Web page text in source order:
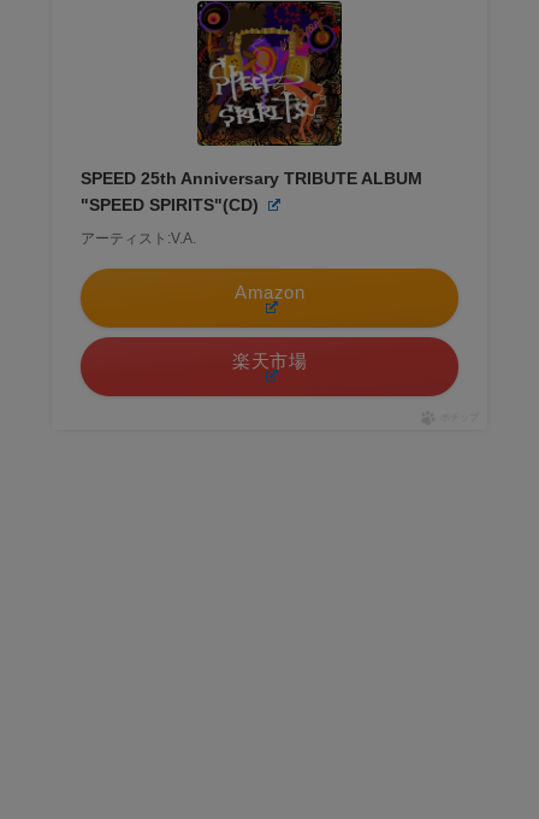
SPEED 25th Anniversary TRIBUTE ALBUM
"SPEED SPIRITS"(CD)
アーティスト:V.A.
Amazon
楽天市場